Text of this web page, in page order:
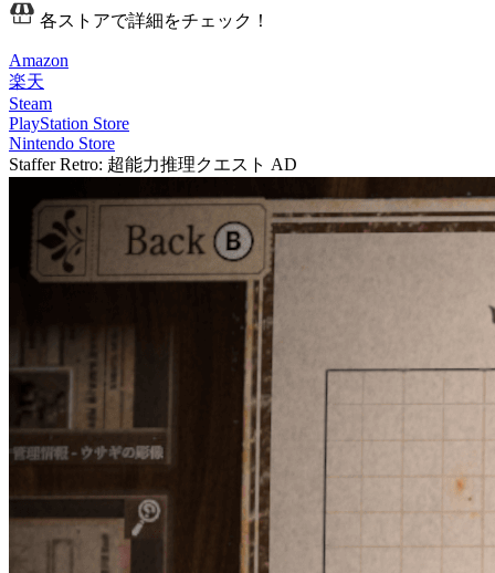
各ストアで詳細をチェック！
Amazon
楽天
Steam
PlayStation Store
Nintendo Store
Staffer Retro: 超能力推理クエスト AD